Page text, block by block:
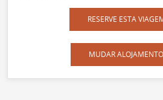
RESERVE ESTA
MUDAR